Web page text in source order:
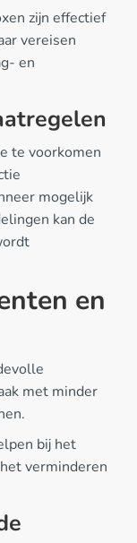
zijn effectief
vereisen
en
te voorkomen
mogelijk
kan de
en
met minder
bij het
verminderen